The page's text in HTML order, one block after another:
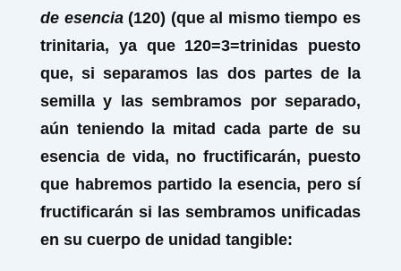
de esencia (120) (que al mismo tiempo es
trinitaria, ya que 120=3=trinidas puesto
que, si separamos las dos partes de la
semilla y las sembramos por separado,
aún teniendo la mitad cada parte de su
esencia de vida, no fructificarán, puesto
que habremos partido la esencia, pero sí
fructificarán si las sembramos unificadas
en su cuerpo de unidad tangible: